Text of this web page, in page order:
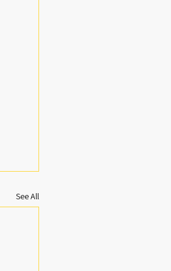
See All